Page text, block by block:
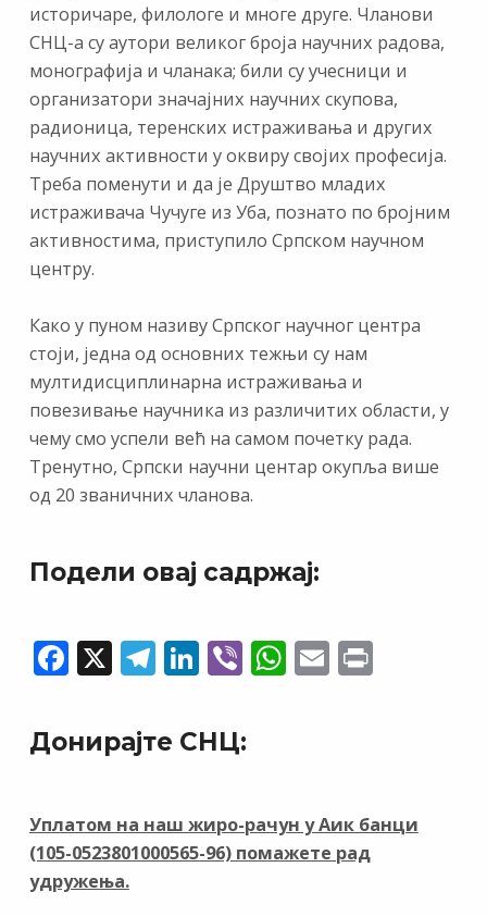
историчаре, филологе и многе друге. Чланови
СНЦ-а су аутори великог броја научних радова,
монографија и чланака; били су учесници и
организатори значајних научних скупова,
радионица, теренских истраживања и других
научних активности у оквиру својих професија.
Треба поменути и да је Друштво младих
истраживача Чучуге из Уба, познато по бројним
активностима, приступило Српском научном
центру.
Како у пуном називу Српског научног центра
стоји, једна од основних тежњи су нам
мултидисциплинарна истраживања и
повезивање научника из различитих области, у
чему смо успели већ на самом почетку рада.
Тренутно, Српски научни центар окупља више
од 20 званичних чланова.
Подели овај садржај:
F
e
b
o
k
X T
e
gr
m
Li
k
e
n
Vi
er
W
p
p
E Pr
Донирајте СНЦ:
Уплатом на наш жиро-рачун у Аик банци
(105-0523801000565-96) помажете рад
удружења.